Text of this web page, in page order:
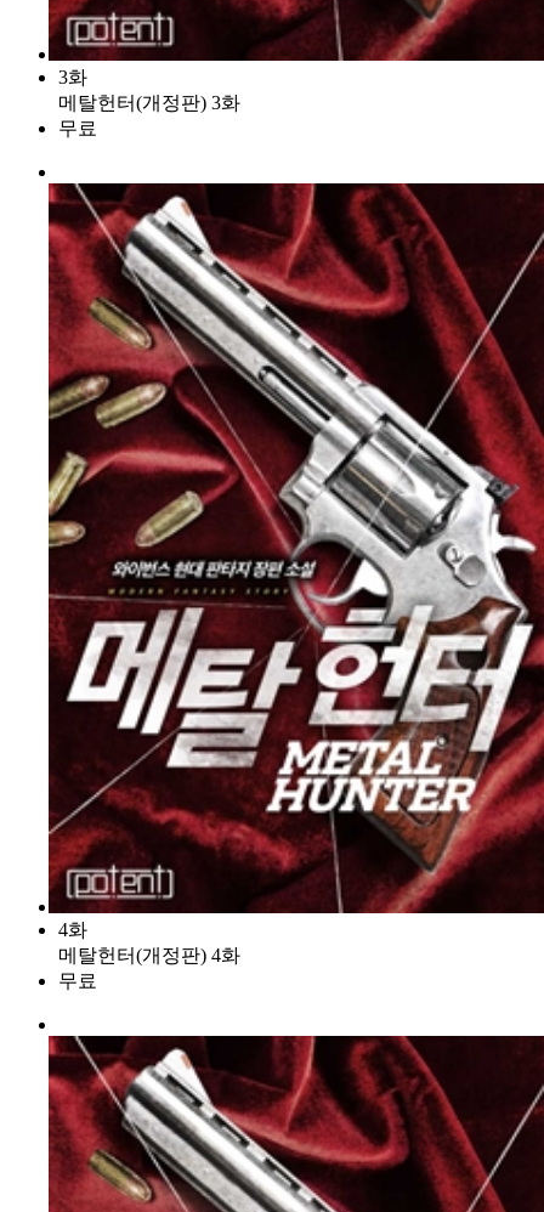
3화
메탈헌터(개정판) 3화
무료
4화
메탈헌터(개정판) 4화
무료